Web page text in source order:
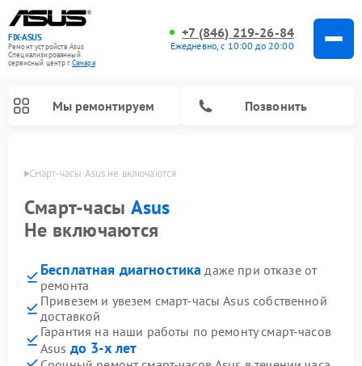
FIX-ASUS
Ремонт устройств Asus
Специализированный
cервисный центр г.Самара
+7 (846) 219-26-84
Ежедневно, с 10:00 до 20:00
Мы ремонтируем Позвонить
Смарт-часы Asus не включаются
Смарт-часы Asus
Не включаются
Бесплатная диагностика даже при отказе от
ремонта
Привезем и увезем смарт-часы Asus собственной
доставкой
Гарантия на наши работы по ремонту смарт-часов
Asus до 3-х лет